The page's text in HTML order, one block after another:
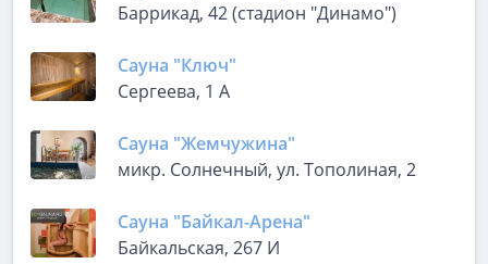
Баррикад, 42 (стадион "Динамо")
Сауна "Ключ"
Сергеева, 1 А
Сауна "Жемчужина"
микр. Солнечный, ул. Тополиная, 2
Сауна "Байкал-Арена"
Байкальская, 267 И